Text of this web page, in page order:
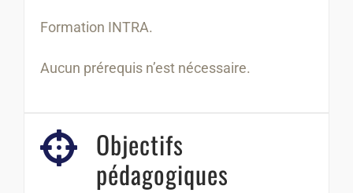
Formation INTRA.
Aucun prérequis n’est nécessaire.
Objectifs
pédagogiques